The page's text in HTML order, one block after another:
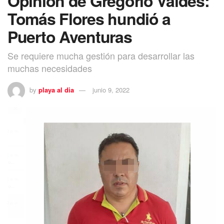
Tomás Flores hundió a
Puerto Aventuras
Se requiere mucha gestión para desarrollar las
muchas necesidades
by playa al dia junio 9, 2022